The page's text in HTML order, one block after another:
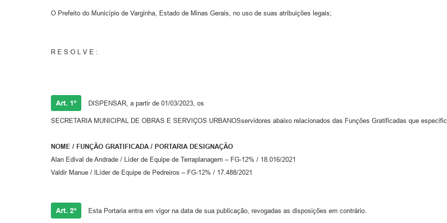
O Prefeito do Município de Varginha, Estado de Minas Gerais, no uso de suas atribuições legais;
R E S O L V E :
Art. 1º DISPENSAR, a partir de 01/03/2023, os
SECRETARIA MUNICIPAL DE OBRAS E SERVIÇOS URBANOSservidores abaixo relacionados das Funções Gratificadas que
NOME / FUNÇÃO GRATIFICADA / PORTARIA DESIGNAÇÃO
Alan Edival de Andrade / Líder de Equipe de Terraplanagem – FG-12% / 18.016/2021
Valdir Manue / lLíder de Equipe de Pedreiros – FG-12% / 17.488/2021
Art. 2º Esta Portaria entra em vigor na data de sua publicação, revogadas as disposições em contrário.